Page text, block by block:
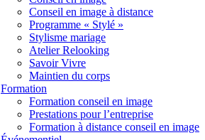
Conseil en image à distance
Programme « Stylé »
Stylisme mariage
Atelier Relooking
Savoir Vivre
Maintien du corps
Formation
Formation conseil en image
Prestations pour l’entreprise
Formation à distance conseil en image